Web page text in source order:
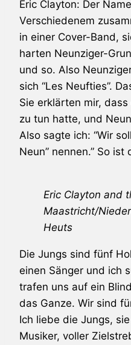
Eric Clayton: Der
Verschiedenem
in einer Cover-Band,
harten Neunziger-
und so. Also
sich “Les Neufties”.
Sie erklärten mir, dass
zu tun hatte, und
Also sagte ich: “Wir
Neun” nennen.” So ist
Eric Clayton and
Maastricht/
Heuts
Die Jungs sind fünf
einen Sänger und ich
trafen uns auf ein
das Ganze. Wir sind
Ich liebe die Jungs,
Musiker, voller